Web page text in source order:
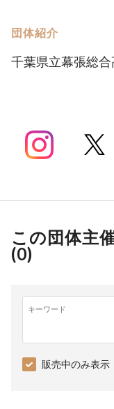
団体紹介
千葉県立幕張総合
この団体主
(0)
キーワード
販売中のみ表示